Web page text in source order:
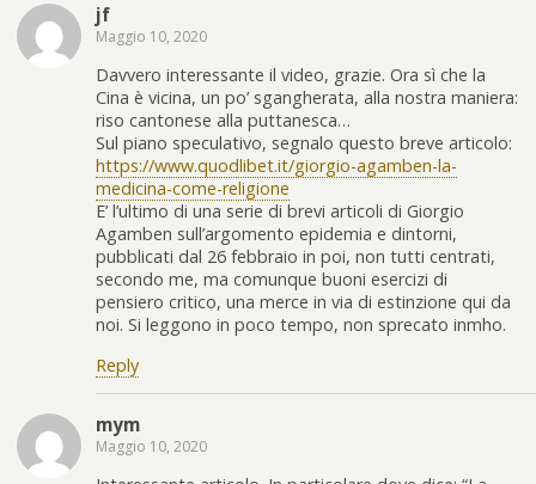
jf
Maggio 10, 2020
Davvero interessante il video, grazie. Ora sì che la
Cina è vicina, un po’ sgangherata, alla nostra maniera:
riso cantonese alla puttanesca…
Sul piano speculativo, segnalo questo breve articolo:
https://www.quodlibet.it/giorgio-agamben-la-
medicina-come-religione
E’ l’ultimo di una serie di brevi articoli di Giorgio
Agamben sull’argomento epidemia e dintorni,
pubblicati dal 26 febbraio in poi, non tutti centrati,
secondo me, ma comunque buoni esercizi di
pensiero critico, una merce in via di estinzione qui da
noi. Si leggono in poco tempo, non sprecato inmho.
Reply
mym
Maggio 10, 2020